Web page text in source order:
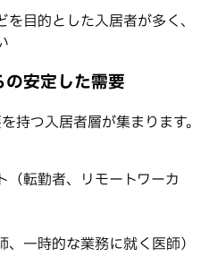
目的とした入居者が多く、
安定した需要
持つ入居者層が集まります。
（転勤者、リモートワーカ
一時的な業務に就く医師）